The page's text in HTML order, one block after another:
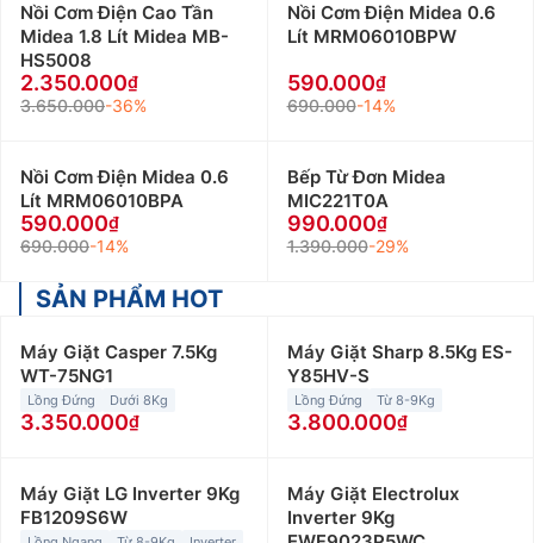
Nồi Cơm Điện Cao Tần
Midea 1.8 Lít Midea MB-
HS5008
2.350.000
3.650.000-36%
Nồi Cơm Điện Midea 0.6
Lít MRM06010BPW
590.000
690.000-14%
Nồi Cơm Điện Midea 0.6
Lít MRM06010BPA
590.000
690.000-14%
Bếp Từ Đơn Midea
MIC221T0A
990.000
1.390.000-29%
SẢN PHẨM HOT
Máy Giặt Casper 7.5Kg
WT-75NG1
Lồng Đứng Dưới 8Kg
3.350.000
Máy Giặt Sharp 8.5Kg ES-
Y85HV-S
Lồng Đứng Từ 8-9Kg
3.800.000
Máy Giặt LG Inverter 9Kg
FB1209S6W
Máy Giặt Electrolux
Inverter 9Kg